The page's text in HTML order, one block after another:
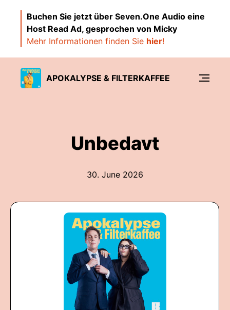
Buchen Sie jetzt über Seven.One Audio eine
Host Read Ad, gesprochen von Micky
Mehr Informationen finden Sie hier!
APOKALYPSE & FILTERKAFFEE
Unbedavt
30. June 2026